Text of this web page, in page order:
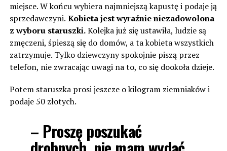
miejsce. W końcu wybiera najmniejszą kapustę i podaje ją
sprzedawczyni. Kobieta jest wyraźnie niezadowolona
z wyboru staruszki.Kolejka już się ustawiła, ludzie są
zmęczeni, śpieszą się do domów, a ta kobieta wszystkich
zatrzymuje. Tylko dziewczyny spokojnie piszą przez
telefon, nie zwracając uwagi na to, co się dookoła dzieje.
Potem staruszka prosi jeszcze o kilogram ziemniaków i
podaje 50 złotych.
– Proszę poszukać